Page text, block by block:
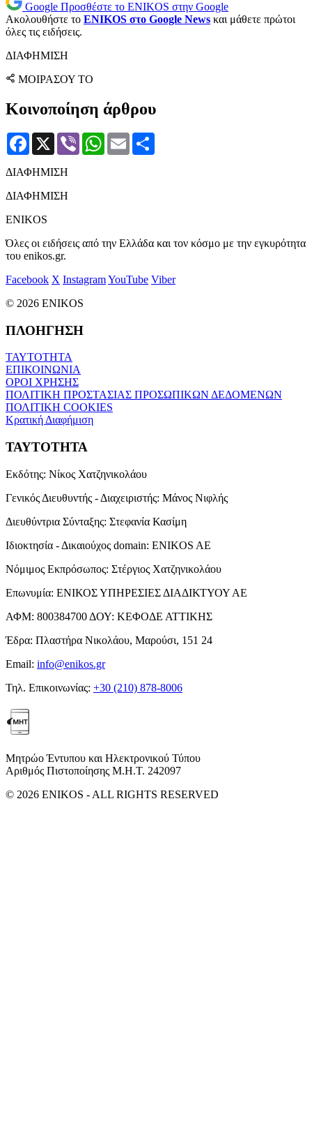
Google Προσθέστε το ENIKOS στην Google
Ακολουθήστε το ENIKOS στο Google News και μάθετε πρώτοι
όλες τις ειδήσεις.
ΔΙΑΦΗΜΙΣΗ
ΜΟΙΡΑΣΟΥ ΤΟ
Κοινοποίηση άρθρου
Facebook
X Viber WhatsApp
Email
ΔΙΑΦΗΜΙΣΗ
ΔΙΑΦΗΜΙΣΗ
ENIKOS
Όλες οι ειδήσεις από την Ελλάδα και τον κόσμο με την εγκυρότητα
του enikos.gr.
Facebook X InstagramYouTube Viber
© 2026 ENIKOS
ΠΛΟΗΓΗΣΗ
ΤΑΥΤΟΤΗΤΑ
ΕΠΙΚΟΙΝΩΝΙΑ
ΟΡΟΙ ΧΡΗΣΗΣ
ΠΟΛΙΤΙΚΗ ΠΡΟΣΤΑΣΙΑΣ ΠΡΟΣΩΠΙΚΩΝ ΔΕΔΟΜΕΝΩΝ
ΠΟΛΙΤΙΚΗ COOKIES
Κρατική Διαφήμιση
ΤΑΥΤΟΤΗΤΑ
Εκδότης: Νίκος Χατζηνικολάου
Γενικός Διευθυντής - Διαχειριστής: Μάνος Νιφλής
Διευθύντρια Σύνταξης: Στεφανία Κασίμη
Ιδιοκτησία - Δικαιούχος domain: ENIKOS AE
Νόμιμος Εκπρόσωπος: Στέργιος Χατζηνικολάου
Επωνυμία: ΕΝΙΚΟΣ ΥΠΗΡΕΣΙΕΣ ΔΙΑΔΙΚΤΥΟΥ ΑΕ
ΑΦΜ: 800384700 ΔΟΥ: ΚΕΦΟΔΕ ΑΤΤΙΚΗΣ
Έδρα: Πλαστήρα Νικολάου, Μαρούσι, 151 24
Email: info@enikos.gr
Τηλ. Επικοινωνίας: +30 (210) 878-8006
Μητρώο Έντυπου και Ηλεκτρονικού Τύπου
Αριθμός Πιστοποίησης Μ.Η.Τ. 242097
© 2026 ENIKOS - ALL RIGHTS RESERVED